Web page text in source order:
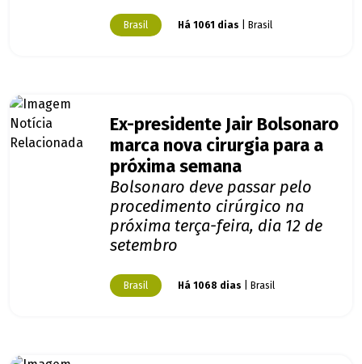
Brasil Há 1061 dias | Brasil
Ex-presidente Jair Bolsonaro
marca nova cirurgia para a
próxima semana
Bolsonaro deve passar pelo
procedimento cirúrgico na
próxima terça-feira, dia 12 de
setembro
Brasil Há 1068 dias | Brasil